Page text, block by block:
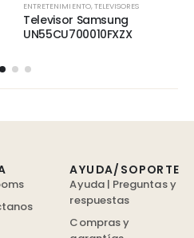
ENTRETENIMIENTO,TELEVISORES
Televisor Samsung
UN55CU700010FXZX
AYUDA/SOPORTE
Ayuda | Preguntas y
respuestas
Compras y